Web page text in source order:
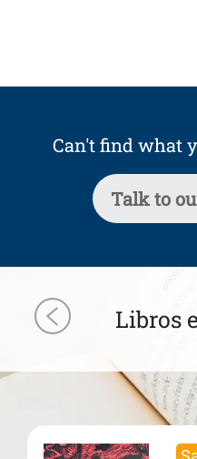
Can't find what
Talk to
Libros